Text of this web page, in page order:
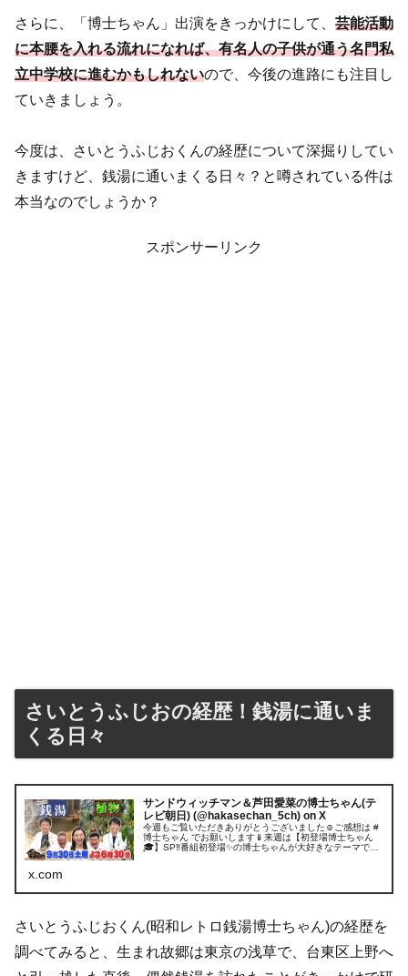
さらに、「博士ちゃん」出演をきっかけにして、 芸能活動
に本腰を入れる流れになれば、有名人の子供が通う名門私
立中学校に進むかもしれないので、今後の進路にも注目し
ていきましょう。
今度は、さいとうふじおくんの経歴について深掘りしてい
きますけど、銭湯に通いまくる日々？と噂されている件は
本当なのでしょうか？
スポンサーリンク
さいとうふじおの経歴！銭湯に通いま
くる日々
サンドウィッチマン＆芦田愛菜の博士ちゃん(テ
レビ朝日) (@hakasechan_5ch) on X
今週もご覧いただきありがとうございました☺️ご感想は #
博士ちゃん でお願いします📱来週は【初登場博士ちゃん
🎓】SP‼️番組初登場✨の博士ちゃんが大好きなテーマで爆
x.com
さいとうふじおくん(昭和レトロ銭湯博士ちゃん)の経歴を
調べてみると、生まれ故郷は東京の浅草で、台東区上野へ